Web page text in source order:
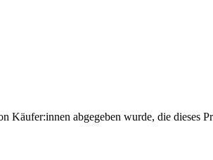
Käufer:innen abgegeben wurde, die dieses